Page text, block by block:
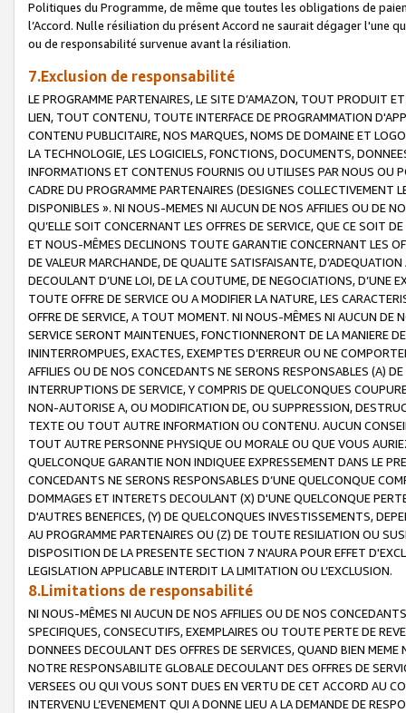
Politiques du Programme, de même que toutes les obligations de
l’Accord. Nulle résiliation du présent Accord ne saurait dégager l'une
ou de responsabilité survenue avant la résiliation.
7.Exclusion de responsabilité
LE PROGRAMME PARTENAIRES, LE SITE D’AMAZON, TOUT PRODUIT
LIEN, TOUT CONTENU, TOUTE INTERFACE DE PROGRAMMATION
CONTENU PUBLICITAIRE, NOS MARQUES, NOMS DE DOMAINE ET
LA TECHNOLOGIE, LES LOGICIELS, FONCTIONS, DOCUMENTS,
INFORMATIONS ET CONTENUS FOURNIS OU UTILISES PAR NOUS OU
CADRE DU PROGRAMME PARTENAIRES (DESIGNES COLLECTIVEMENT
DISPONIBLES ». NI NOUS-MEMES NI AUCUN DE NOS AFFILIES OU DE
QU’ELLE SOIT CONCERNANT LES OFFRES DE SERVICE, QUE CE SOIT
ET NOUS-MÊMES DECLINONS TOUTE GARANTIE CONCERNANT LES
DE VALEUR MARCHANDE, DE QUALITE SATISFAISANTE,
DECOULANT D’UNE LOI, DE LA COUTUME, DE NEGOCIATIONS, D’UNE
TOUTE OFFRE DE SERVICE OU A MODIFIER LA NATURE, LES
OFFRE DE SERVICE, A TOUT MOMENT. NI NOUS-MÊMES NI AUCUN DE
SERVICE SERONT MAINTENUES, FONCTIONNERONT DE LA MANIERE
ININTERROMPUES, EXACTES, EXEMPTES D’ERREUR OU NE
AFFILIES OU DE NOS CONCEDANTS NE SERONS RESPONSABLES (A)
INTERRUPTIONS DE SERVICE, Y COMPRIS DE QUELCONQUES
NON-AUTORISE A, OU MODIFICATION DE, OU SUPPRESSION,
TEXTE OU TOUT AUTRE INFORMATION OU CONTENU. AUCUN
TOUT AUTRE PERSONNE PHYSIQUE OU MORALE OU QUE VOUS
QUELCONQUE GARANTIE NON INDIQUEE EXPRESSEMENT DANS LE
CONCEDANTS NE SERONS RESPONSABLES D’UNE QUELCONQUE
DOMMAGES ET INTERETS DECOULANT (X) D'UNE QUELCONQUE
D'AUTRES BENEFICES, (Y) DE QUELCONQUES INVESTISSEMENTS,
AU PROGRAMME PARTENAIRES OU (Z) DE TOUTE RESILIATION OU
DISPOSITION DE LA PRESENTE SECTION 7 N'AURA POUR EFFET
LEGISLATION APPLICABLE INTERDIT LA LIMITATION OU L’EXCLUSION.
8.Limitations de responsabilité
NI NOUS-MÊMES NI AUCUN DE NOS AFFILIES OU DE NOS
SPECIFIQUES, CONSECUTIFS, EXEMPLAIRES OU TOUTE PERTE DE
DONNEES DECOULANT DES OFFRES DE SERVICES, QUAND BIEN
NOTRE RESPONSABILITE GLOBALE DECOULANT DES OFFRES DE
VERSEES OU QUI VOUS SONT DUES EN VERTU DE CET ACCORD AU
INTERVENU L’EVENEMENT QUI A DONNE LIEU A LA DEMANDE DE